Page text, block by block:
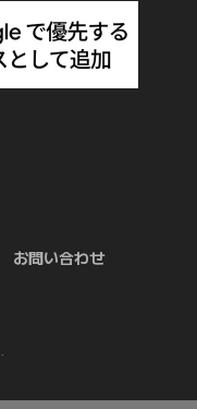
お問い合わせ